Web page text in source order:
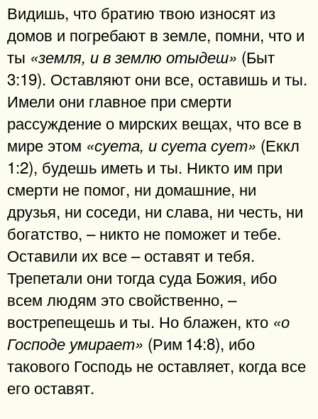
Видишь, что братию твою износят из
домов и погребают в земле, помни, что и
ты «земля, и в землю отыдеш» (Быт
3:19). Оставляют они все, оставишь и ты.
Имели они главное при смерти
рассуждение о мирских вещах, что все в
мире этом «суета, и суета сует» (Еккл
1:2), будешь иметь и ты. Никто им при
смерти не помог, ни домашние, ни
друзья, ни соседи, ни слава, ни честь, ни
богатство, – никто не поможет и тебе.
Оставили их все – оставят и тебя.
Трепетали они тогда суда Божия, ибо
всем людям это свойственно, –
вострепещешь и ты. Но блажен, кто «о
Господе умирает» (Рим 14:8), ибо
такового Господь не оставляет, когда все
его оставят.